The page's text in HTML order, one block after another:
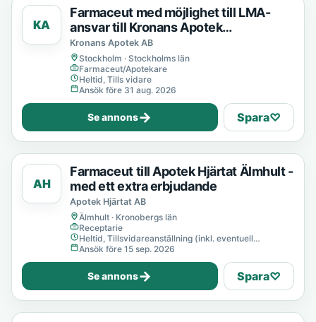
KA
Farmaceut med möjlighet till LMA-
ansvar till Kronans Apotek
Kungsholmstorg
Kronans Apotek AB
Stockholm · Stockholms län
Farmaceut/Apotekare
Heltid, Tills vidare
Ansök före 31 aug. 2026
Se annons→ Spara♡
AH
Farmaceut till Apotek Hjärtat Älmhult -
med ett extra erbjudande
Apotek Hjärtat AB
Älmhult · Kronobergs län
Receptarie
Heltid, Tillsvidareanställning (inkl. eventuell
provanställning), Tills vidare
Ansök före 15 sep. 2026
Se annons→ Spara♡